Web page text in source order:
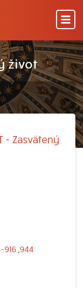
život
- Zasvätený
916 944